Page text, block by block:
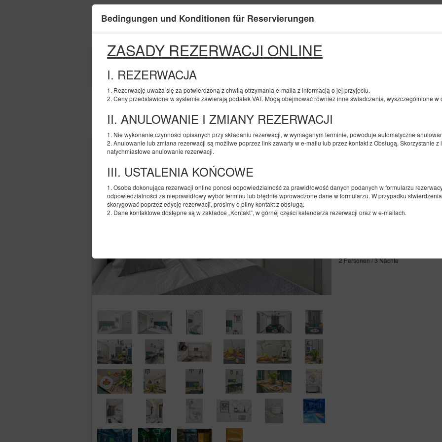
Bedingungen und Konditionen für Reservierungen
ZASADY REZERWACJI ONLINE
I. REZERWACJA
1. Rezerwację uważa się za potwierdzoną z chwilą otrzymania e-maila z informacją o jej przyjęciu.
2. Ceny przedstawione w systemie zawierają podatek VAT. Mogą obejmować również inne świadczenia, wyszczególnione w
II. ANULOWANIE I ZMIANY REZERWACJI
1. Nie wykonanie czynności opisanych przy składaniu rezerwacji, w wymaganym terminie, powoduje automatyczne
2. Anulowanie lub zmiana rezerwacji są możliwe poprzez link zawarty w e-mailu lub przez kontakt z Obsługą. Skorzystanie
natychmiastowe anulowanie rezerwacji.
III. USTALENIA KOŃCOWE
1. Osoba dokonująca rezerwacji online ponosi odpowiedzialność za prawidłowość danych podanych w formularzu
odpowiedzialności za nieprawidłowy wybór terminu lub błędnie wprowadzone dane w formularzu. W przypadku
skorygować poprzez edycję rezerwacji, prosimy o pilny kontakt z obsługą.
2. Dane kontaktowe dostępne są w zakładce „Kontakt”, w górnej części kalendarza rezerwacji oraz w e-mailach.
ANFANG
09
AUGUST
2026
ENDE
Wählen Sie ein Angebot Geben Sie Ihre Reservierung an
6 Personen
Größe 47,00 m2
2 Schlafzimmer
2 große Doppelbetten (Queen), 1
Sofa
2 Personen / 3 Nächte